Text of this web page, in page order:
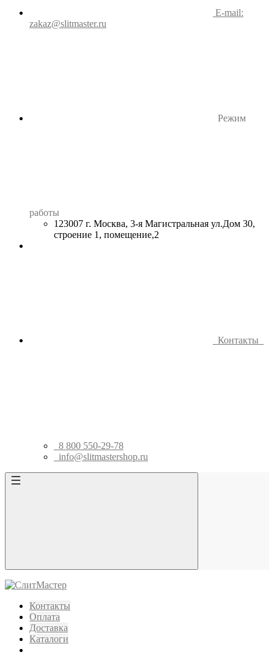
E-mail:
zakaz@slitmaster.ru
Режим
работы
123007 г. Москва, 3-я Магистральная ул.Дом 30,
строение 1, помещение,2
Контакты
8 800 550-29-78
info@slitmastershop.ru
Контакты
Оплата
Доставка
Каталоги